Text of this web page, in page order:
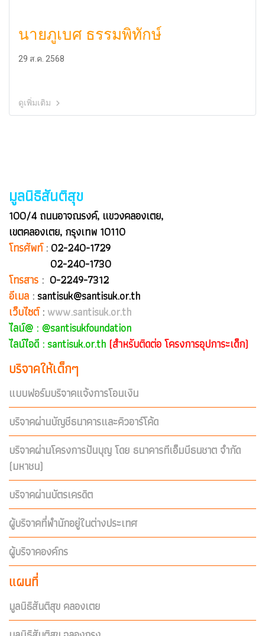
นายภูเบศ ธรรมพิทักษ์
29 ส.ค. 2568
ดูเพิ่มเติม
มูลนิธิสันติสุข
100/4 ถนนอาจณรงค์, แขวงคลองเตย,
เขตคลองเตย, กรุงเทพ 10110
โทรศัพท์:02-240-1729
02-240-1730
โทรสาร : 0-2249-7312
อีเมล : santisuk@santisuk.or.th
เว็บไซต์: www.santisuk.or.th
ไลน์@ : @santisukfoundation
ไลน์ไอดี : santisuk.or.th (สำหรับติดต่อ โครงการอุปการะเด็ก)
บริจาคให้เด็กๆ
แบบฟอร์มบริจาคแจ้งการโอนเงิน
บริจาคผ่านบัญชีธนาคารและคิวอาร์โค้ด
บริจาคผ่านโครงการปันบุญ โดย ธนาคารทีเอ็มบีธนชาต จำกัด
(มหาชน)
บริจาคผ่านบัตรเครดิต
ผู้บริจาคที่พำนักอยู่ในต่างประเทศ
ผู้บริจาคองค์กร
แผนที่
มูลนิธิสันติสุข คลองเตย